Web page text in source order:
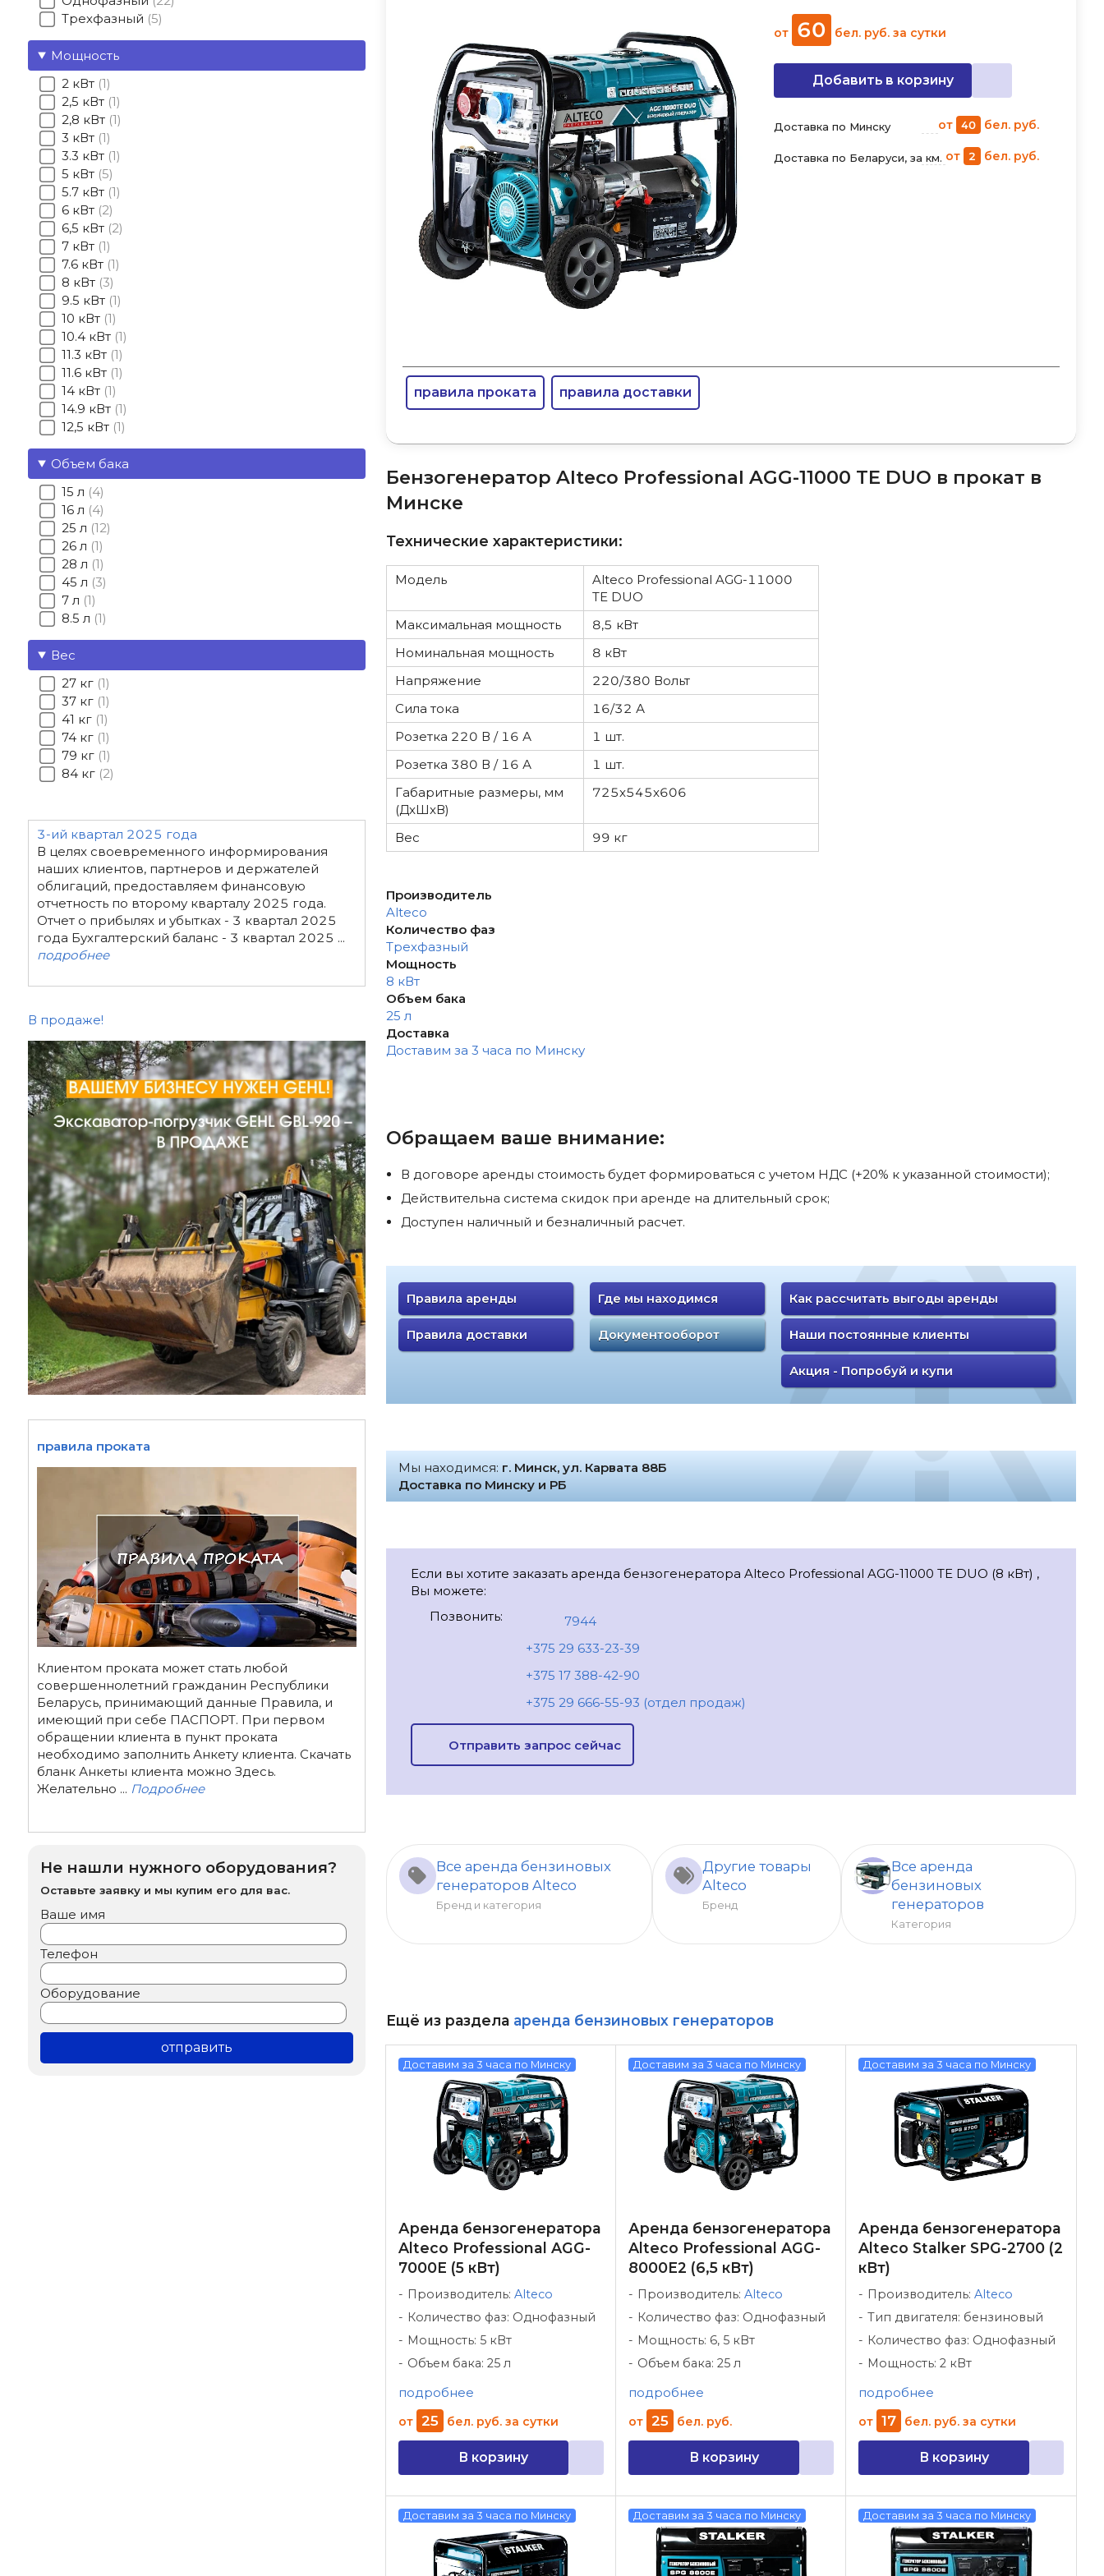
Трехфазный 5
Мощность
2 кВт 1
2,5 кВт 1
2,8 кВт 1
3 кВт 1
3.3 кВт 1
5 кВт 5
5.7 кВт 1
6 кВт 2
6,5 кВт 2
7 кВт 1
7.6 кВт 1
8 кВт 3
9.5 кВт 1
10 кВт 1
10.4 кВт 1
11.3 кВт 1
11.6 кВт 1
14 кВт 1
14.9 кВт 1
12,5 кВт 1
Объем бака
15 л 4
16 л 4
25 л 12
26 л 1
28 л 1
45 л 3
7 л 1
8.5 л 1
Вес
27 кг 1
37 кг 1
41 кг 1
74 кг 1
79 кг 1
84 кг 2
3-ий квартал 2025 года
В целях своевременного информирования
наших клиентов, партнеров и держателей
облигаций, предоставляем финансовую
отчетность по второму кварталу 2025 года.
Отчет о прибылях и убытках - 3 квартал 2025
года Бухгалтерский баланс - 3 квартал 2025 ...
подробнее
В продаже!
правила проката
Клиентом проката может стать любой
совершеннолетний гражданин Республики
Беларусь, принимающий данные Правила, и
имеющий при себе ПАСПОРТ. При первом
обращении клиента в пункт проката
необходимо заполнить Анкету клиента. Скачать
бланк Анкеты клиента можно Здесь.
Желательно ... Подробнее
Не нашли нужного оборудования?
Оставьте заявку и мы купим его для вас.
Ваше имя
Телефон
Оборудование
от 60 бел. руб. за сутки
Добавить в корзину
Доставка по Минску от 40 бел. руб.
Доставка по Беларуси, за км. от 2 бел. руб.
правила проката правила доставки
Бензогенератор Alteco Professional AGG-11000 TE DUO в прокат в
Минске
Технические характеристики:
Модель
Alteco Professional AGG-11000
TE DUO
Максимальная мощность
8,5 кВт
Номинальная мощность
8 кВт
Напряжение
220/380 Вольт
Сила тока
16/32 А
Розетка 220 В / 16 А
1 шт.
Розетка 380 В / 16 А
1 шт.
Габаритные размеры, мм
(ДxШxВ)
725x545x606
Вес 99 кг
Производитель
Alteco
Количество фаз
Трехфазный
Мощность
8 кВт
Объем бака
25 л
Доставка
Доставим за 3 часа по Минску
Обращаем ваше внимание:
В договоре аренды стоимость будет формироваться с учетом НДС (+20% к указанной стоимости);
Действительна система скидок при аренде на длительный срок;
Доступен наличный и безналичный расчет.
Правила аренды
Правила доставки
Где мы находимся
Документооборот
Как рассчитать выгоды аренды
Наши постоянные клиенты
Акция - Попробуй и купи
Мы находимся: г. Минск, ул. Карвата 88Б
Доставка по Минску и РБ
Если вы хотите заказать аренда бензогенератора Alteco Professional AGG-11000 TE DUO (8 кВт) ,
Вы можете:
Позвонить:
7944
+375 29 633-23-39
+375 17 388-42-90
+375 29 666-55-93 (отдел продаж)
Отправить запрос сейчас
Все аренда бензиновых
генераторов Alteco
Бренд и категория
Другие товары
Alteco
Бренд
Все аренда
бензиновых
генераторов
Категория
Ещё из раздела аренда бензиновых генераторов
Доставим за 3 часа по Минску
Аренда бензогенератора
Alteco Professional AGG-
7000E (5 кВт)
Производитель: Alteco
Количество фаз: Однофазный
Мощность: 5 кВт
Объем бака: 25 л
подробнее
от 25 бел. руб. за сутки
В корзину
Доставим за 3 часа по Минску
Аренда бензогенератора
Alteco Professional AGG-
8000E2 (6,5 кВт)
Производитель: Alteco
Количество фаз: Однофазный
Мощность: 6, 5 кВт
Объем бака: 25 л
подробнее
от 25 бел. руб.
В корзину
Доставим за 3 часа по Минску
Аренда бензогенератора
Alteco Stalker SPG-2700 (2
кВт)
Производитель:Alteco
Тип двигателя: бензиновый
Количество фаз: Однофазный
Мощность: 2 кВт
подробнее
от 17 бел. руб. за сутки
В корзину
Доставим за 3 часа по Минску Доставим за 3 часа по Минску Доставим за 3 часа по Минску